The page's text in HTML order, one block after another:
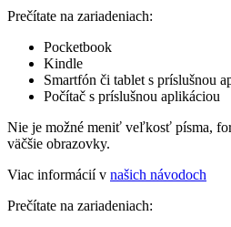
Prečítate na zariadeniach:
Pocketbook
Kindle
Smartfón či tablet s príslušnou
Počítač s príslušnou aplikáciou
Nie je možné meniť veľkosť písma,
väčšie obrazovky.
Viac informácií v našich návodoch
Prečítate na zariadeniach: